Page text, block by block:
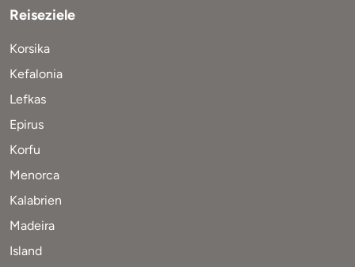
Reiseziele
Korsika
Kefalonia
Lefkas
Epirus
Korfu
Menorca
Kalabrien
Madeira
Island